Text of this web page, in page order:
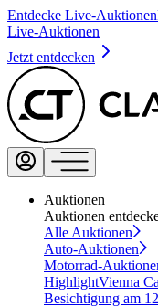
Entdecke Live-Auktionen
Live-Auktionen
Jetzt entdecken
Auktionen
Auktionen
Alle Auktionen
Auto-Auktionen
Motorrad-
HighlightVienna
Besichtigung am